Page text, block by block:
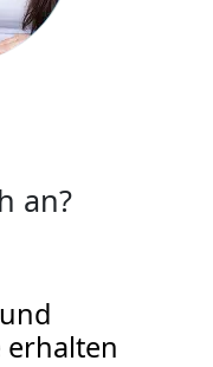
an?
erhalten